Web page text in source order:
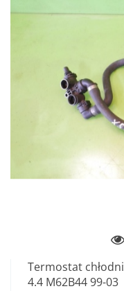
Termostat
4.4 M62B44 99-03